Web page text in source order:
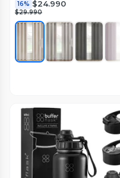
16% $24.990
$29.990